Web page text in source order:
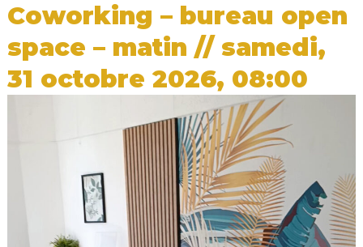
Coworking – bureau open
space – matin // samedi,
31 octobre 2026, 08:00